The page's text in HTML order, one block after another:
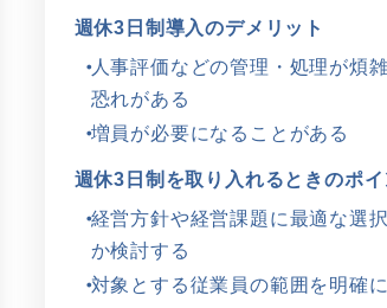
週休3日制導入のデメリット
人事評価などの管理・処理が煩
恐れがある
増員が必要になることがある
週休3日制を取り入れるときのポイ
経営方針や経営課題に最適な選
か検討する
対象とする従業員の範囲を明確